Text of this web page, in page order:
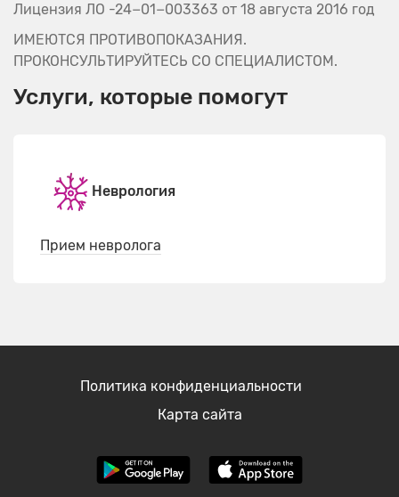
Лицензия ЛО -24−01−003363 от 18 августа 2016 год
ИМЕЮТСЯ ПРОТИВОПОКАЗАНИЯ.
ПРОКОНСУЛЬТИРУЙТЕСЬ СО СПЕЦИАЛИСТОМ.
Услуги, которые помогут
Неврология
Прием невролога
Политика конфиденциальности
Карта сайта